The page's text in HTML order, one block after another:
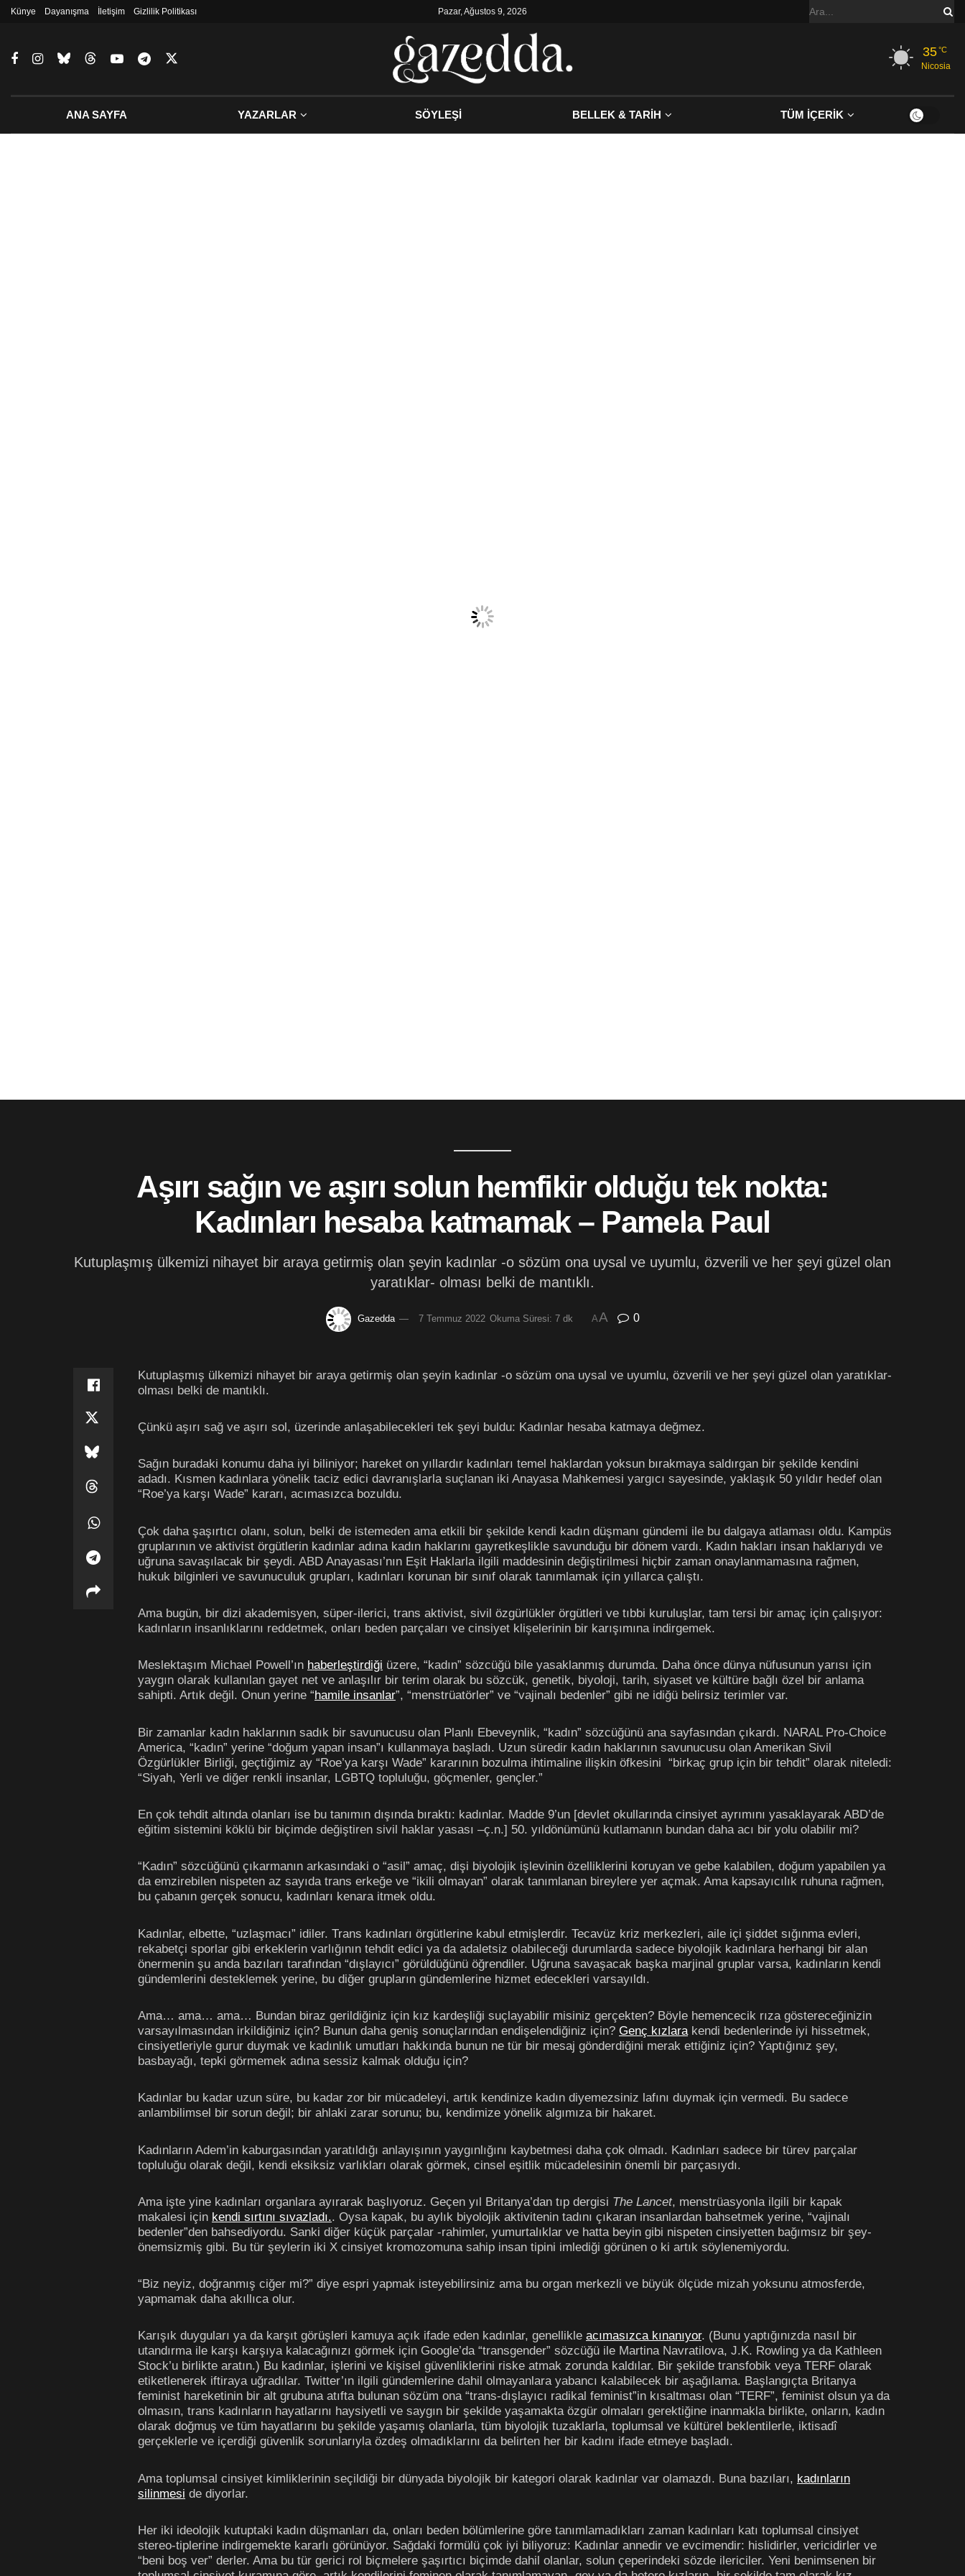
Künye Dayanışma İletişim Gizlilik Politikası Pazar, Ağustos 9, 2026
35°C
Nicosia
ANA SAYFA YAZARLAR SÖYLEŞİ BELLEK & TARİH TÜM İÇERİK
Aşırı sağın ve aşırı solun hemfikir olduğu tek nokta:
Kadınları hesaba katmamak – Pamela Paul
Kutuplaşmış ülkemizi nihayet bir araya getirmiş olan şeyin kadınlar -o sözüm ona uysal ve uyumlu, özverili ve her şeyi güzel olan
yaratıklar- olması belki de mantıklı.
Gazedda 7 Temmuz 2022 Okuma Süresi: 7 dk AA 0
Kutuplaşmış ülkemizi nihayet bir araya getirmiş olan şeyin kadınlar -o sözüm ona uysal ve uyumlu, özverili ve her şeyi güzel olan yaratıklar-
olması belki de mantıklı.
Çünkü aşırı sağ ve aşırı sol, üzerinde anlaşabilecekleri tek şeyi buldu: Kadınlar hesaba katmaya değmez.
Sağın buradaki konumu daha iyi biliniyor; hareket on yıllardır kadınları temel haklardan yoksun bırakmaya saldırgan bir şekilde kendini
adadı. Kısmen kadınlara yönelik taciz edici davranışlarla suçlanan iki Anayasa Mahkemesi yargıcı sayesinde, yaklaşık 50 yıldır hedef olan
“Roe’ya karşı Wade” kararı, acımasızca bozuldu.
Çok daha şaşırtıcı olanı, solun, belki de istemeden ama etkili bir şekilde kendi kadın düşmanı gündemi ile bu dalgaya atlaması oldu. Kampüs
gruplarının ve aktivist örgütlerin kadınlar adına kadın haklarını gayretkeşlikle savunduğu bir dönem vardı. Kadın hakları insan haklarıydı ve
uğruna savaşılacak bir şeydi. ABD Anayasası’nın Eşit Haklarla ilgili maddesinin değiştirilmesi hiçbir zaman onaylanmamasına rağmen,
hukuk bilginleri ve savunuculuk grupları, kadınları korunan bir sınıf olarak tanımlamak için yıllarca çalıştı.
Ama bugün, bir dizi akademisyen, süper-ilerici, trans aktivist, sivil özgürlükler örgütleri ve tıbbi kuruluşlar, tam tersi bir amaç için çalışıyor:
kadınların insanlıklarını reddetmek, onları beden parçaları ve cinsiyet klişelerinin bir karışımına indirgemek.
Meslektaşım Michael Powell’ın haberleştirdiği üzere, “kadın” sözcüğü bile yasaklanmış durumda. Daha önce dünya nüfusunun yarısı için
yaygın olarak kullanılan gayet net ve anlaşılır bir terim olarak bu sözcük, genetik, biyoloji, tarih, siyaset ve kültüre bağlı özel bir anlama
sahipti. Artık değil. Onun yerine “hamile insanlar”, “menstrüatörler” ve “vajinalı bedenler” gibi ne idiğü belirsiz terimler var.
Bir zamanlar kadın haklarının sadık bir savunucusu olan Planlı Ebeveynlik, “kadın” sözcüğünü ana sayfasından çıkardı. NARAL Pro-Choice
America, “kadın” yerine “doğum yapan insan”ı kullanmaya başladı. Uzun süredir kadın haklarının savunucusu olan Amerikan Sivil
Özgürlükler Birliği, geçtiğimiz ay “Roe’ya karşı Wade” kararının bozulma ihtimaline ilişkin öfkesini “birkaç grup için bir tehdit” olarak niteledi:
“Siyah, Yerli ve diğer renkli insanlar, LGBTQ topluluğu, göçmenler, gençler.”
En çok tehdit altında olanları ise bu tanımın dışında bıraktı: kadınlar. Madde 9’un [devlet okullarında cinsiyet ayrımını yasaklayarak ABD’de
eğitim sistemini köklü bir biçimde değiştiren sivil haklar yasası –ç.n.] 50. yıldönümünü kutlamanın bundan daha acı bir yolu olabilir mi?
“Kadın” sözcüğünü çıkarmanın arkasındaki o “asil” amaç, dişi biyolojik işlevinin özelliklerini koruyan ve gebe kalabilen, doğum yapabilen ya
da emzirebilen nispeten az sayıda trans erkeğe ve “ikili olmayan” olarak tanımlanan bireylere yer açmak. Ama kapsayıcılık ruhuna rağmen,
bu çabanın gerçek sonucu, kadınları kenara itmek oldu.
Kadınlar, elbette, “uzlaşmacı” idiler. Trans kadınları örgütlerine kabul etmişlerdir. Tecavüz kriz merkezleri, aile içi şiddet sığınma evleri,
rekabetçi sporlar gibi erkeklerin varlığının tehdit edici ya da adaletsiz olabileceği durumlarda sadece biyolojik kadınlara herhangi bir alan
önermenin şu anda bazıları tarafından “dışlayıcı” görüldüğünü öğrendiler. Uğruna savaşacak başka marjinal gruplar varsa, kadınların kendi
gündemlerini desteklemek yerine, bu diğer grupların gündemlerine hizmet edecekleri varsayıldı.
Ama… ama… ama… Bundan biraz gerildiğiniz için kız kardeşliği suçlayabilir misiniz gerçekten? Böyle hemencecik rıza göstereceğinizin
varsayılmasından irkildiğiniz için? Bunun daha geniş sonuçlarından endişelendiğiniz için? Genç kızlara kendi bedenlerinde iyi hissetmek,
cinsiyetleriyle gurur duymak ve kadınlık umutları hakkında bunun ne tür bir mesaj gönderdiğini merak ettiğiniz için? Yaptığınız şey,
basbayağı, tepki görmemek adına sessiz kalmak olduğu için?
Kadınlar bu kadar uzun süre, bu kadar zor bir mücadeleyi, artık kendinize kadın diyemezsiniz lafını duymak için vermedi. Bu sadece
anlambilimsel bir sorun değil; bir ahlaki zarar sorunu; bu, kendimize yönelik algımıza bir hakaret.
Kadınların Adem’in kaburgasından yaratıldığı anlayışının yaygınlığını kaybetmesi daha çok olmadı. Kadınları sadece bir türev parçalar
topluluğu olarak değil, kendi eksiksiz varlıkları olarak görmek, cinsel eşitlik mücadelesinin önemli bir parçasıydı.
Ama işte yine kadınları organlara ayırarak başlıyoruz. Geçen yıl Britanya’dan tıp dergisi The Lancet, menstrüasyonla ilgili bir kapak
makalesi için kendi sırtını sıvazladı.. Oysa kapak, bu aylık biyolojik aktivitenin tadını çıkaran insanlardan bahsetmek yerine, “vajinalı
bedenler”den bahsediyordu. Sanki diğer küçük parçalar -rahimler, yumurtalıklar ve hatta beyin gibi nispeten cinsiyetten bağımsız bir şey-
önemsizmiş gibi. Bu tür şeylerin iki X cinsiyet kromozomuna sahip insan tipini imlediği görünen o ki artık söylenemiyordu.
“Biz neyiz, doğranmış ciğer mi?” diye espri yapmak isteyebilirsiniz ama bu organ merkezli ve büyük ölçüde mizah yoksunu atmosferde,
yapmamak daha akıllıca olur.
Karışık duyguları ya da karşıt görüşleri kamuya açık ifade eden kadınlar, genellikle acımasızca kınanıyor. (Bunu yaptığınızda nasıl bir
utandırma ile karşı karşıya kalacağınızı görmek için Google’da “transgender” sözcüğü ile Martina Navratilova, J.K. Rowling ya da Kathleen
Stock’u birlikte aratın.) Bu kadınlar, işlerini ve kişisel güvenliklerini riske atmak zorunda kaldılar. Bir şekilde transfobik veya TERF olarak
etiketlenerek iftiraya uğradılar. Twitter’ın ilgili gündemlerine dahil olmayanlara yabancı kalabilecek bir aşağılama. Başlangıçta Britanya
feminist hareketinin bir alt grubuna atıfta bulunan sözüm ona “trans-dışlayıcı radikal feminist”in kısaltması olan “TERF”, feminist olsun ya da
olmasın, trans kadınların hayatlarını haysiyetli ve saygın bir şekilde yaşamakta özgür olmaları gerektiğine inanmakla birlikte, onların, kadın
olarak doğmuş ve tüm hayatlarını bu şekilde yaşamış olanlarla, tüm biyolojik tuzaklarla, toplumsal ve kültürel beklentilerle, iktisadî
gerçeklerle ve içerdiği güvenlik sorunlarıyla özdeş olmadıklarını da belirten her bir kadını ifade etmeye başladı.
Ama toplumsal cinsiyet kimliklerinin seçildiği bir dünyada biyolojik bir kategori olarak kadınlar var olamazdı. Buna bazıları, kadınların
silinmesi de diyorlar.
Her iki ideolojik kutuptaki kadın düşmanları da, onları beden bölümlerine göre tanımlamadıkları zaman kadınları katı toplumsal cinsiyet
stereo-tiplerine indirgemekte kararlı görünüyor. Sağdaki formülü çok iyi biliyoruz: Kadınlar annedir ve evcimendir: hislidirler, vericidirler ve
“beni boş ver” derler. Ama bu tür gerici rol biçmelere şaşırtıcı biçimde dahil olanlar, solun çeperindeki sözde ilericiler. Yeni benimsenen bir